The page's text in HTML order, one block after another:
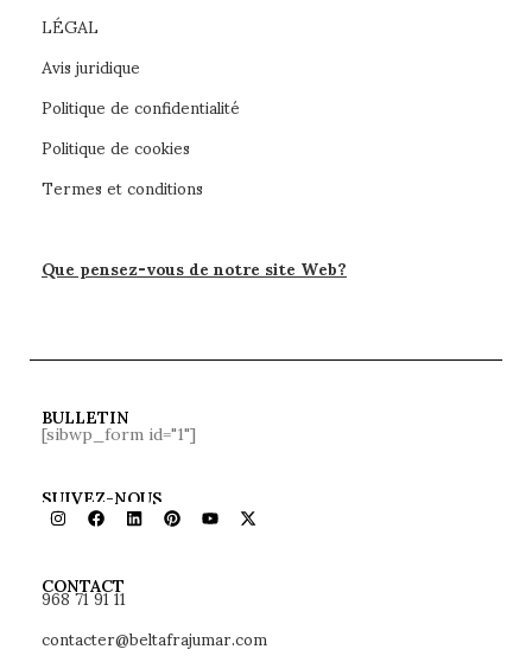
LÉGAL
Avis juridique
Politique de confidentialité
Politique de cookies
Termes et conditions
Que pensez-vous de notre site Web?
BULLETIN
[sibwp_form id="1"]
SUIVEZ-NOUS
CONTACT
968 71 91 11
contacter@beltafrajumar.com